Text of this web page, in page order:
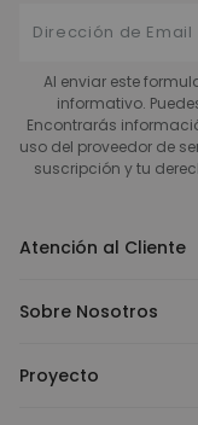
Al enviar este
informativo.
Encontrarás
uso del proveedor de
suscripción y tu
Atención al Cliente
Sobre Nosotros
Proyecto